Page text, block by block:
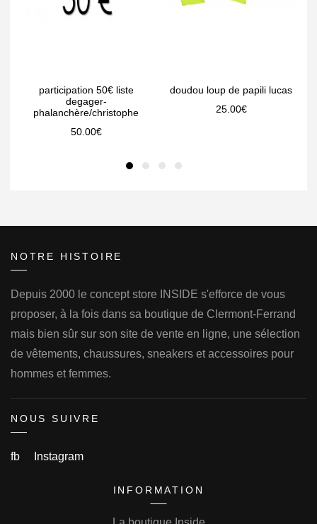
participation 50€ liste
degager-
phalanchère/christophe
50.00€
doudou loup de papili lucas
25.00€
NOTRE HISTOIRE
Depuis 2000 le concept store INSIDE s'efforce de vous
proposer, à la fois dans sa boutique de Clermont-Ferrand
mais bien sûr sur son site de vente en ligne, une sélection
de vêtements, chaussures, sneakers et accessoires pour
hommes et femmes.
NOUS SUIVRE
fb Instagram
INFORMATION